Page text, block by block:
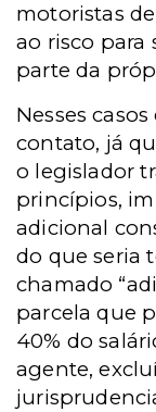
motoristas
ao risco para
parte da
Nesses
contato, já
o legislador
princípios,
adicional
do que seria
chamado
parcela que
40% do
agente,